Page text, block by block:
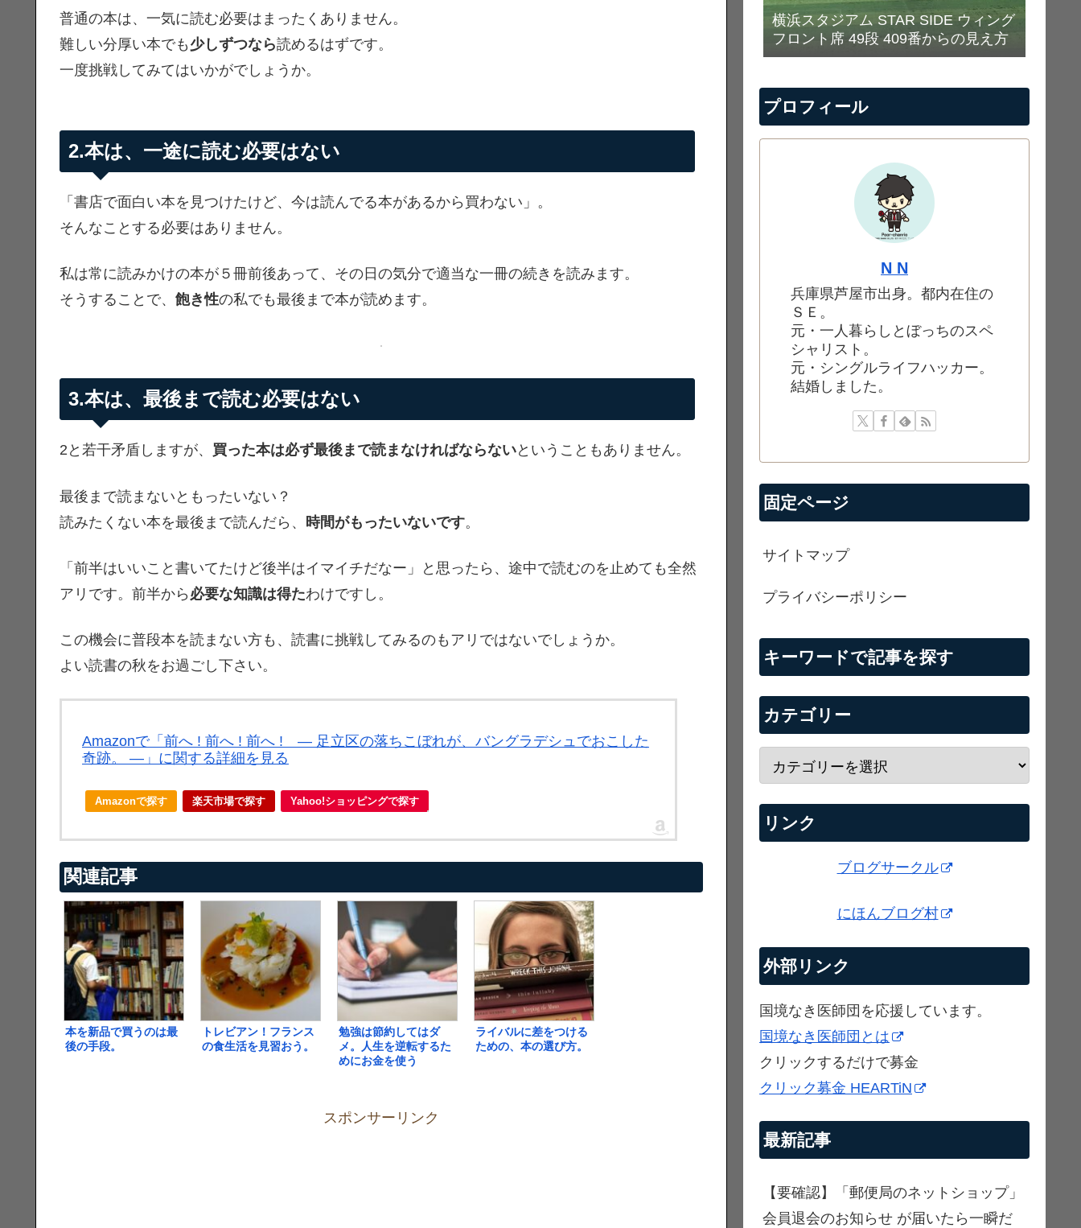
普通の本は、一気に読む必要はまったくありません。
難しい分厚い本でも 少しずつなら読めるはずです。
一度挑戦してみてはいかがでしょうか。
2.本は、一途に読む必要はない
「書店で面白い本を見つけたけど、今は読んでる本があるから買わない」。
そんなことする必要はありません。
私は常に読みかけの本が５冊前後あって、その日の気分で適当な一冊の続きを読みます。
そうすることで、 飽き性の私でも最後まで本が読めます。
3.本は、最後まで読む必要はない
2と若干矛盾しますが、 買った本は必ず最後まで読まなければならないということもありません。
最後まで読まないともったいない？
読みたくない本を最後まで読んだら、
時間がもったいないです。
「前半はいいこと書いてたけど後半はイマイチだなー」と思ったら、途中で読むのを止めても全然
アリです。前半から 必要な知識は得たわけですし。
この機会に普段本を読まない方も、読書に挑戦してみるのもアリではないでしょうか。
よい読書の秋をお過ごし下さい。
Amazonで「前へ ! 前へ ! 前へ ! ― 足立区の落ちこぼれが、バングラデシュでおこした
奇跡。 ―」に関する詳細を見る
Amazonで探す 楽天市場で探す Yahoo!ショッピングで探す
関連記事
本を新品で買うのは最
後の手段。
トレビアン！フランス
の食生活を見習おう。
勉強は節約してはダ
メ。人生を逆転するた
めにお金を使う
ライバルに差をつける
ための、本の選び方。
スポンサーリンク
横浜スタジアム STAR SIDE ウィング
フロント席 49段 409番からの見え方
プロフィール
N N
兵庫県芦屋市出身。都内在住の
ＳＥ。
元・一人暮らしとぼっちのスペ
シャリスト。
元・シングルライフハッカー。
結婚しました。
固定ページ
サイトマップ
プライバシーポリシー
キーワードで記事を探す
カテゴリー
リンク
ブログサークル
にほんブログ村
外部リンク
国境なき医師団を応援しています。
国境なき医師団とは
クリックするだけで募金
クリック募金 HEARTiN
最新記事
【要確認】「郵便局のネットショップ」
会員退会のお知らせ が届いたら一瞬だ